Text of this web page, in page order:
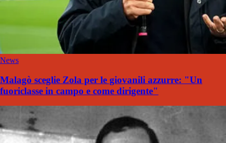
News
Malagò sceglie Zola per le giovanili azzurre: "Un
fuoriclasse in campo e come dirigente"